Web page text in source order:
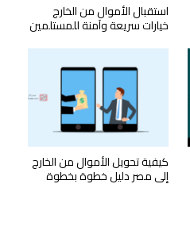
استقبال الأموال من الخارج
خيارات سريعة وآمنة للمستلمين
كيفية تحويل الأموال من الخارج
إلى مصر دليل خطوة بخطوة